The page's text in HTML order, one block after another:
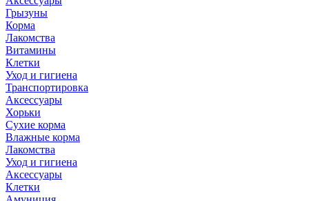
Грызуны
Корма
Лакомства
Витамины
Клетки
Уход и гигиена
Транспортировка
Аксессуары
Хорьки
Сухие корма
Влажные корма
Лакомства
Уход и гигиена
Аксессуары
Клетки